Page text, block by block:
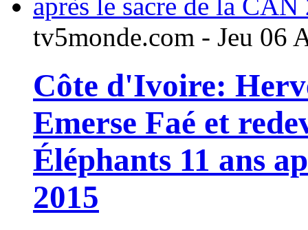
tv5monde.com - Jeu 06
Côte d'Ivoire:
Emerse Faé et
Éléphants 11 ans
2015